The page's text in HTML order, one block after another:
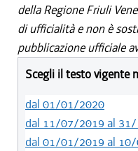
della Regione Friuli
di ufficialità e non è
pubblicazione ufficiale
Scegli il testo vigente
dal 01/01/2020
dal 11/07/2019 al
dal 01/01/2019 al